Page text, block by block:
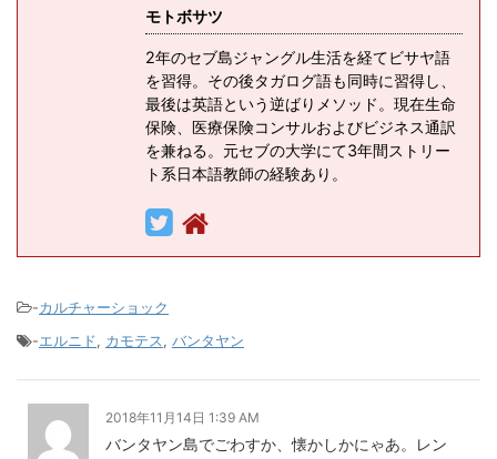
モトボサツ
2年のセブ島ジャングル生活を経てビサヤ語
を習得。その後タガログ語も同時に習得し、
最後は英語という逆ばりメソッド。現在生命
保険、医療保険コンサルおよびビジネス通訳
を兼ねる。元セブの大学にて3年間ストリー
ト系日本語教師の経験あり。
-カルチャーショック
-エルニド, カモテス, バンタヤン
2018年11月14日 1:39 AM
バンタヤン島でごわすか、懐かしかにゃあ。レン